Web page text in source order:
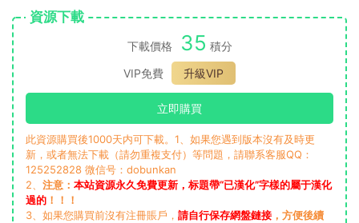
資源下載
下載價格 35 積分
VIP免費
升級VIP
立即購買
此資源購買後1000天内可下載。1、如果您遇到版本沒有及時更
新，或者無法下載（請勿重複支付）等問題，請聯系客服QQ：
125252828 微信号：dobunkan
2、 注意： 本站資源永久免費更新，标題帶“已漢化”字樣的屬于漢化
過的 ！！！
3、如果您購買前沒有注冊賬戶， 請自行保存網盤鏈接 ，方便後續